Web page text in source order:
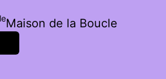
Maison de la Boucle